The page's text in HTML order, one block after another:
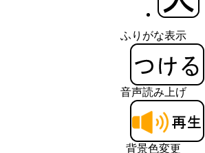
ふりがな表示
音声読み上げ
背景色変更